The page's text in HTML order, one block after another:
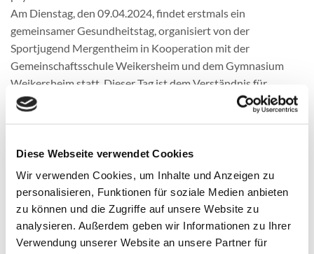
Diese Webseite verwendet Cookies
Wir verwenden Cookies, um Inhalte und Anzeigen zu
personalisieren, Funktionen für soziale Medien anbieten
zu können und die Zugriffe auf unsere Website zu
analysieren. Außerdem geben wir Informationen zu Ihrer
Verwendung unserer Website an unsere Partner für
Am Dienstag, den 09.04.2024, findet erstmals ein
gemeinsamer Gesundheitstag, organisiert von der
Sportjugend Mergentheim in Kooperation mit der
Gemeinschaftsschule Weikersheim und dem Gymnasium
Weikersheim statt. Dieser Tag ist dem Verständnis für
Gesundheit in all seinen Facetten gewidmet.
Verschiedene Stationen bieten eine breite Palette an
Ausdauer, beleuchtet die positiven Auswirkungen von Sport
auf den Körper und lehrt, wie man den Puls richtig misst.
An einer Ernährungsstation wird über gesunde
Essgewohnheiten informiert: Von einem ausgewogenen
Frühstück bis hin zu den Grundlagen einer gesunden
Ernährung und dem erkennen gesunder Lebensmittel. Die